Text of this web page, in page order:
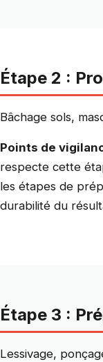
Étape 2 :
Bâchage sols,
Points de
respecte cette
les étapes de
durabilité du
Étape 3 :
Lessivage,